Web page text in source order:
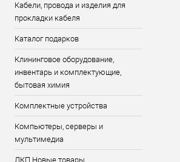
Кабели, провода и изделия для
прокладки кабеля
Каталог подарков
Клининговое оборудование,
инвентарь и комплектующие,
бытовая химия
Комплектные устройства
Компьютеры, серверы и
мультимедиа
ЛКП Новые товары